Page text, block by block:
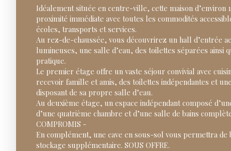
Idéalement située en centre-ville, cette maison d’environ
proximité immédiate avec toutes les commodités
écoles, transports et services.
Au rez-de-chaussée, vous découvrirez un hall d’entrée
lumineuses, une salle d’eau, des toilettes séparées ainsi
pratique.
Le premier étage offre un vaste séjour convivial avec
recevoir famille et amis, des toilettes indépendantes et
disposant de sa propre salle d’eau.
Au deuxième étage, un espace indépendant composé
d’une quatrième chambre et d’une salle de bains
COMPROMIS -
En complément, une cave en sous-sol vous permettra de
stockage supplémentaire. SOUS OFFRE.